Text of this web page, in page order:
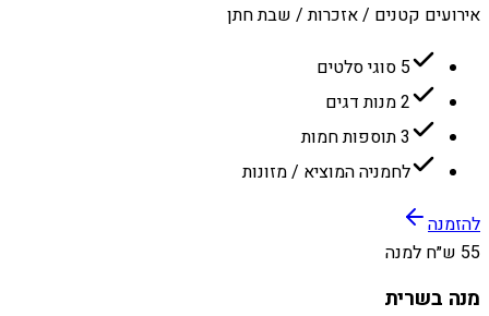
אירועים קטנים / אזכרות / שבת חתן
5 סוגי סלטים
2 מנות דגים
3 תוספות חמות
לחמניה המוציא / מזונות
להזמנה
55 ש״ח למנה
מנה בשרית